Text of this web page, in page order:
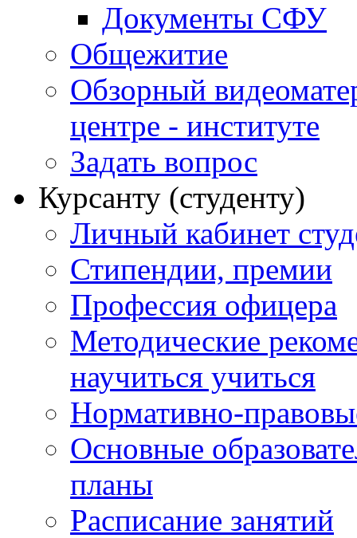
Документы СФУ
Общежитие
Обзорный
центре - институте
Задать вопрос
Курсанту (студенту)
Личный кабинет
Стипендии, премии
Профессия офицера
Методические
научиться учиться
Нормативно-
Основные
планы
Расписание занятий